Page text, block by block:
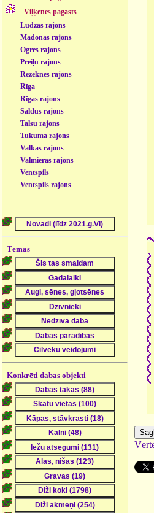
Viļķenes pagasts
Ludzas rajons
Madonas rajons
Ogres rajons
Preiļu rajons
Rēzeknes rajons
Rīga
Rīgas rajons
Saldus rajons
Talsu rajons
Tukuma rajons
Valkas rajons
Valmieras rajons
Ventspils
Ventspils rajons
Tēmas
Konkrēti dabas objekti